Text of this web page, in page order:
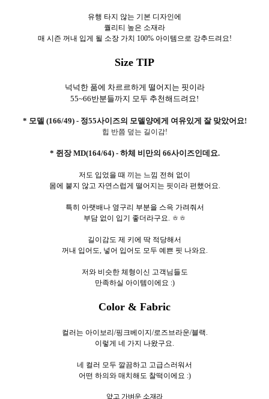
유행 타지 않는 기본 디자인에
퀄리티 높은 소재라
매 시즌 꺼내 입게 될 소장 가치 100% 아이템으로 강추드려요!
Size TIP
넉넉한 품에 차르르하게 떨어지는 핏이라
55~66반분들까지 모두 추천해드려요!
* 모델 (166/49) - 정55사이즈의 모델양에게 여유있게 잘 맞았어요!
힙 반쯤 덮는 길이감!
* 쥔장 MD(164/64) - 하체 비만의 66사이즈인데요.
저도 입었을 때 끼는 느낌 전혀 없이
몸에 붙지 않고 자연스럽게 떨어지는 핏이라 편했어요.
특히 아랫배나 옆구리 부분을 스윽 가려줘서
부담 없이 입기 좋더라구요. ㅎㅎ
길이감도 제 키에 딱 적당해서
꺼내 입어도, 넣어 입어도 모두 예쁜 핏 나와요.
저와 비슷한 체형이신 고객님들도
만족하실 아이템이에요 :)
Color & Fabric
컬러는 아이보리/핑크베이지/로즈브라운/블랙.
이렇게 네 가지 나왔구요.
네 컬러 모두 깔끔하고 고급스러워서
어떤 하의와 매치해도 찰떡이에요 :)
얇고 가벼운 소재라